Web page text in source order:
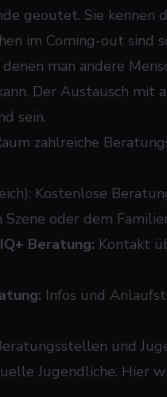
geoutet. Sie
im Coming-out sind
man andere
Der Austausch mit
sein.
zahlreiche
Kostenlose
oder dem
Beratung: Kontakt
Infos und
und
Jugendliche. Hier